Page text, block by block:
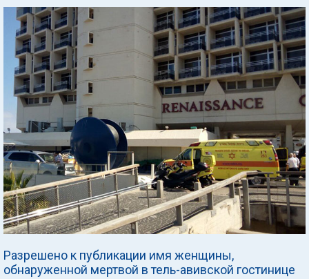
Разрешено к публикации имя женщины,
обнаруженной мертвой в тель-авивской гостинице